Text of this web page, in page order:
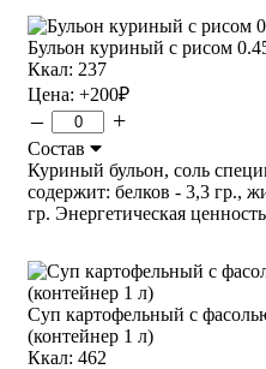
Бульон куриный с рисом
Ккал: 237
Цена: +200₽
– +
Состав
Куриный бульон, соль
содержит: белков - 3,3 гр.,
гр. Энергетическая
Суп картофельный с
(контейнер 1 л)
Ккал: 462